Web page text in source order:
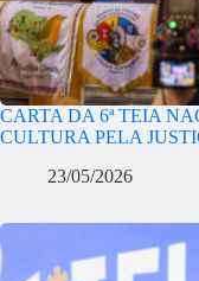
CARTA DA 6ª TEIA
CULTURA PELA
23/05/2026